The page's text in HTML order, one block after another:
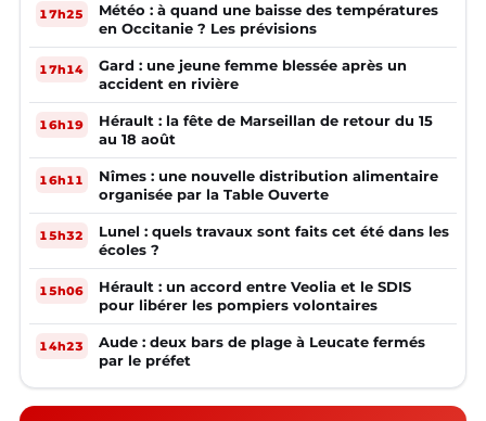
17h25
Météo : à quand une baisse des températures
en Occitanie ? Les prévisions
17h14
Gard : une jeune femme blessée après un
accident en rivière
16h19
Hérault : la fête de Marseillan de retour du 15
au 18 août
16h11
Nîmes : une nouvelle distribution alimentaire
organisée par la Table Ouverte
15h32
Lunel : quels travaux sont faits cet été dans les
écoles ?
15h06
Hérault : un accord entre Veolia et le SDIS
pour libérer les pompiers volontaires
14h23
Aude : deux bars de plage à Leucate fermés
par le préfet